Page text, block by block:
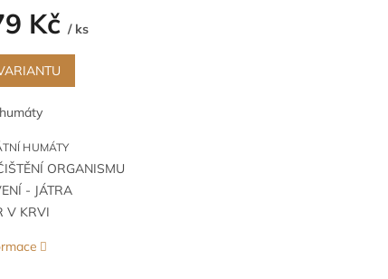
Kč / ks
HUMÁTY
ORGANISMU
- JÁTRA
V KRVI